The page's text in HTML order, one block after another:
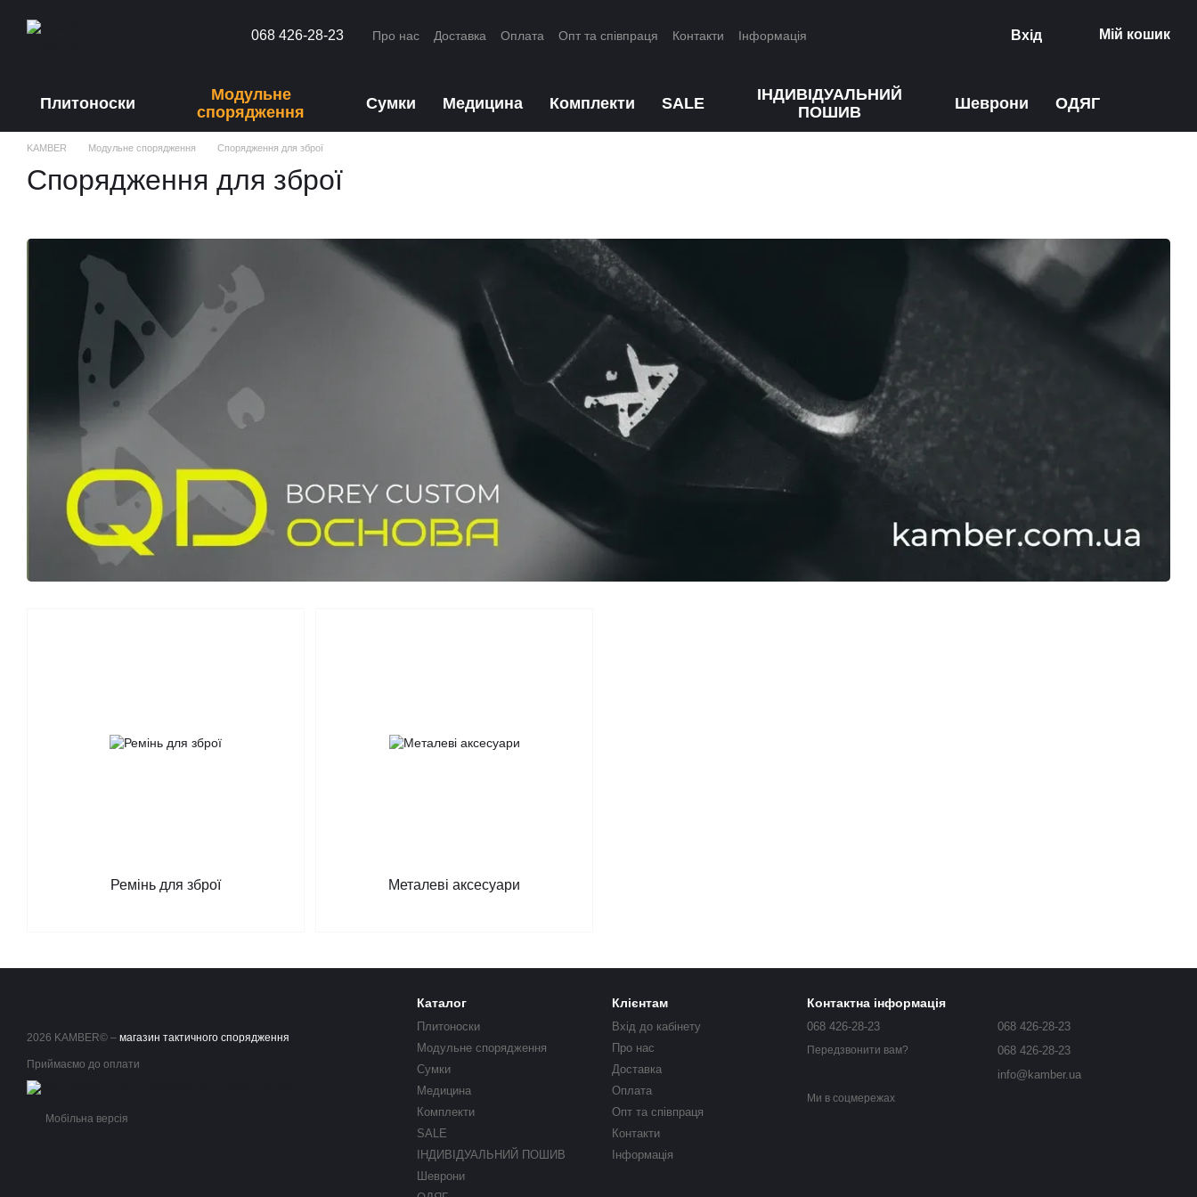
068 426-28-23 Про нас Доставка Оплата Опт та співпраця Контакти Інформація Вхід Мій кошик
Плитоноски
Модульне
спорядження
Сумки Медицина Комплекти SALE
ІНДИВІДУАЛЬНИЙ
ПОШИВ
Шеврони ОДЯГ
KAMBER Модульне спорядження Спорядження для зброї
Спорядження для зброї
Ремінь для зброї Металеві аксесуари
2026 KAMBER© – магазин тактичного спорядження
Приймаємо до оплати
Мобільна версія
Каталог
Плитоноски
Модульне спорядження
Сумки
Медицина
Комплекти
SALE
ІНДИВІДУАЛЬНИЙ ПОШИВ
Шеврони
Клієнтам
Вхід до кабінету
Про нас
Доставка
Оплата
Опт та співпраця
Контакти
Інформація
Контактна інформація
068 426-28-23
Передзвонити вам?
068 426-28-23
068 426-28-23
info@kamber.ua
Ми в соцмережах